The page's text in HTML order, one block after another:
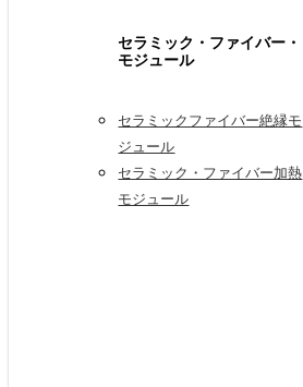
セラミック・ファイバー・
モジュール
セラミックファイバー絶縁モ
ジュール
セラミック・ファイバー加熱
モジュール